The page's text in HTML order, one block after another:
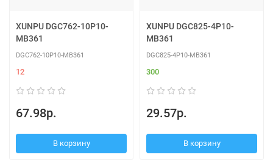
XUNPU DGC762-10P10-
MB361
DGC762-10P10-MB361
12
67.98р.
В корзину
XUNPU DGC825-4P10-
MB361
DGC825-4P10-MB361
300
29.57р.
В корзину